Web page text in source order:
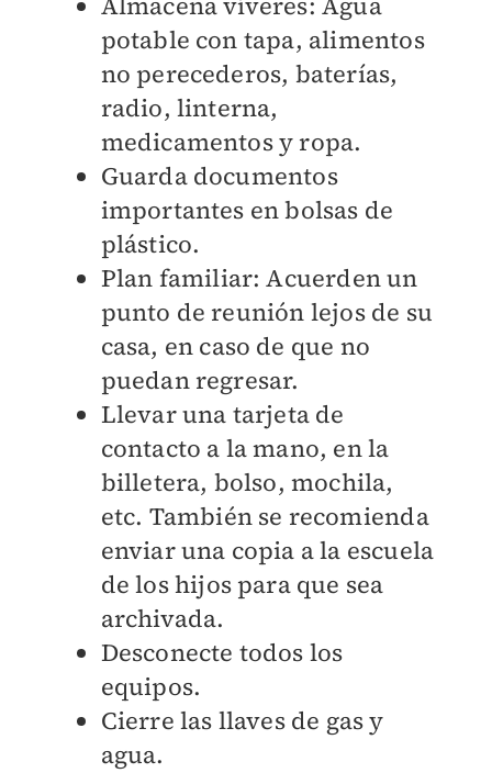
potable con tapa, alimentos
no perecederos, baterías,
radio, linterna,
medicamentos y ropa.
Guarda documentos
importantes en bolsas de
plástico.
Plan familiar: Acuerden un
punto de reunión lejos de su
casa, en caso de que no
puedan regresar.
Llevar una tarjeta de
contacto a la mano, en la
billetera, bolso, mochila,
etc. También se recomienda
enviar una copia a la escuela
de los hijos para que sea
archivada.
Desconecte todos los
equipos.
Cierre las llaves de gas y
agua.